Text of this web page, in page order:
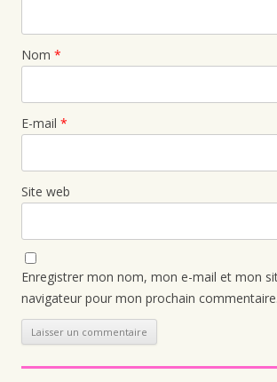
Nom *
E-mail *
Site web
Enregistrer mon nom, mon e-mail et mon
navigateur pour mon prochain commentaire.